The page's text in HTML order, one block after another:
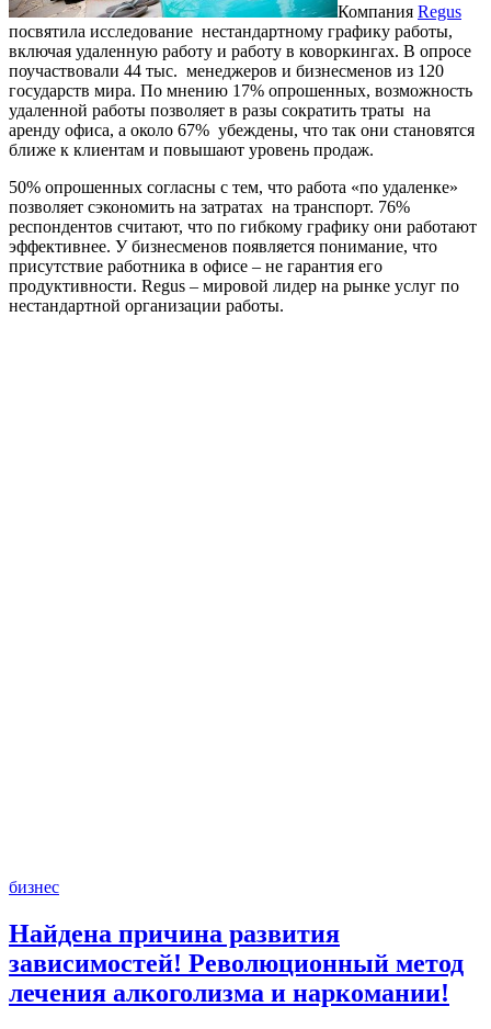
Компания Regus
посвятила исследование нестандартному графику работы,
включая удаленную работу и работу в коворкингах. В опросе
поучаствовали 44 тыс. менеджеров и бизнесменов из 120
государств мира. По мнению 17% опрошенных, возможность
удаленной работы позволяет в разы сократить траты на
аренду офиса, а около 67% убеждены, что так они становятся
ближе к клиентам и повышают уровень продаж.
50% опрошенных согласны с тем, что работа «по удаленке»
позволяет сэкономить на затратах на транспорт. 76%
респондентов считают, что по гибкому графику они работают
эффективнее. У бизнесменов появляется понимание, что
присутствие работника в офисе – не гарантия его
продуктивности. Regus – мировой лидер на рынке услуг по
нестандартной организации работы.
бизнес
Найдена причина развития
зависимостей! Революционный метод
лечения алкоголизма и наркомании!